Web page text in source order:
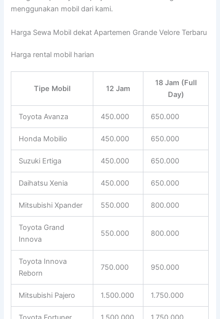
menggunakan mobil dari kami.
Harga Sewa Mobil dekat Apartemen Grande Velore Terbaru
Harga rental mobil harian
Tipe Mobil 12 Jam
18 Jam (Full
Day)
Toyota Avanza 450.000 650.000
Honda Mobilio 450.000 650.000
Suzuki Ertiga 450.000 650.000
Daihatsu Xenia 450.000 650.000
Mitsubishi Xpander 550.000 800.000
Toyota Grand
Innova
550.000 800.000
Toyota Innova
Reborn
750.000 950.000
Mitsubishi Pajero 1.500.000 1.750.000